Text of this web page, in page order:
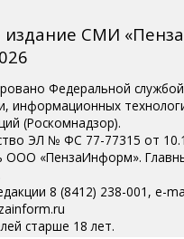
издание СМИ
Федеральной
информационных
(Роскомнадзор).
ЭЛ № ФС 77-77315 от
ООО «ПензаИнформ».
8 (8412) 238-001, e-
старше 18 лет.